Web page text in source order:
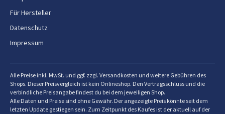
Für Hersteller
Datenschutz
Impressum
Alle Preise inkl. MwSt. und ggf. zzgl. Versandkosten und weitere Gebühren des
Shops. Dieser Preisvergleich ist kein Onlineshop. Den Vertragsschluss und die
verbindliche Preisangabe findest du bei dem jeweiligen Shop.
Alle Daten und Preise sind ohne Gewähr. Der angezeigte Preis könnte seit dem
letzten Update gestiegen sein. Zum Zeitpunkt des Kaufes ist der aktuell auf der